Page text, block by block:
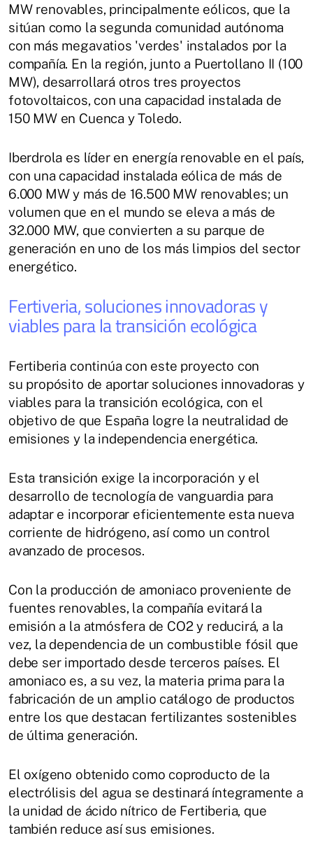
MW renovables, principalmente eólicos, que la
sitúan como la segunda comunidad autónoma
con más megavatios 'verdes' instalados por la
compañía. En la región, junto a Puertollano II (100
MW), desarrollará otros tres proyectos
fotovoltaicos, con una capacidad instalada de
150 MW en Cuenca y Toledo.
Iberdrola es líder en energía renovable en el país,
con una capacidad instalada eólica de más de
6.000 MW y más de 16.500 MW renovables; un
volumen que en el mundo se eleva a más de
32.000 MW, que convierten a su parque de
generación en uno de los más limpios del sector
energético.
Fertiveria, soluciones innovadoras y
viables para la transición ecológica
Fertiberia continúa con este proyecto con
su propósito de aportar soluciones innovadoras y
viables para la transición ecológica, con el
objetivo de que España logre la neutralidad de
emisiones y la independencia energética.
Esta transición exige la incorporación y el
desarrollo de tecnología de vanguardia para
adaptar e incorporar eficientemente esta nueva
corriente de hidrógeno, así como un control
avanzado de procesos.
Con la producción de amoniaco proveniente de
fuentes renovables, la compañía evitará la
emisión a la atmósfera de CO2 y reducirá, a la
vez, la dependencia de un combustible fósil que
debe ser importado desde terceros países. El
amoniaco es, a su vez, la materia prima para la
fabricación de un amplio catálogo de productos
entre los que destacan fertilizantes sostenibles
de última generación.
El oxígeno obtenido como coproducto de la
electrólisis del agua se destinará íntegramente a
la unidad de ácido nítrico de Fertiberia, que
también reduce así sus emisiones.